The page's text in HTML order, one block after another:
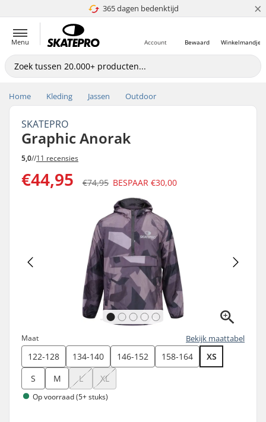
365 dagen bedenktijd
4.8 van 5 ×
Menu Winkelmandje
Bewaard
Account
Home Kleding Jassen Outdoor
SKATEPRO
Graphic Anorak
5,0//11 recensies
€44,95 €74,95 BESPAAR €30,00
Maat Bekijk maattabel
122-128 134-140 146-152 158-164
XS
S
M L XL
Op voorraad (5+ stuks)